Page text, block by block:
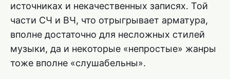
источниках и некачественных записях. Той
части СЧ и ВЧ, что отрыгрывает арматура,
вполне достаточно для несложных стилей
музыки, да и некоторые «непростые» жанры
тоже вполне «слушабельны».